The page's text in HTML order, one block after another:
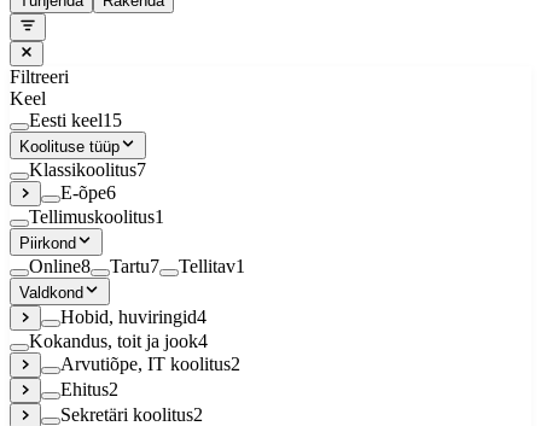
Filtreeri
Keel
Eesti keel15
Koolituse tüüp
Klassikoolitus7
E-õpe6
Tellimuskoolitus1
Piirkond
Online8 Tartu7 Tellitav1
Valdkond
Hobid, huviringid4
Kokandus, toit ja jook4
Arvutiõpe, IT koolitus2
Ehitus2
Sekretäri koolitus2